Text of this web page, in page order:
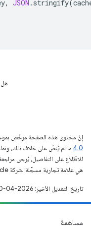
, JSON . stringify(
هل
إنّ محتوى هذه الصفحة مرخّص
4.0‏ ما لم يُنصّ على خلاف ذلك،
للاطّلاع على التفاصيل، يُرجى
هي علامة تجارية مسجَّلة لشركة Oracle و/أو شركائها التابعين.
تاريخ التعديل الأخير: 2026-04-30 (حسب التوقيت العالمي المتفَّق عليه)
مساهمة